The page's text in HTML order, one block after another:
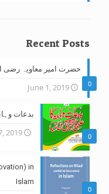
Recent Posts
0
حضرت امیر معاویہ رضی
June 1, 2019
0
بدعات
2019
0
in
Islam